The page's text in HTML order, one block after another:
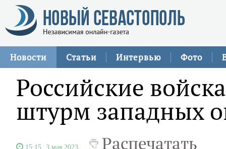
Новости Статьи Интервью Фото
Российские
штурм западных
15:15 3 мая 2023 Распечатать